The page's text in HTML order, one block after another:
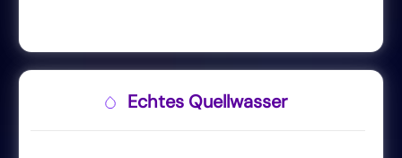
Echtes Quellwasser